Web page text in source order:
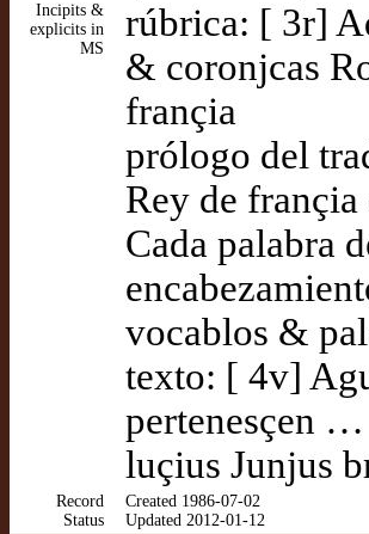
Incipits &
explicits in
MS
rúbrica: [ 3r]
& coronjcas
françia
prólogo del
Rey de
Cada palabra
vocablos &
texto: [ 4v]
pertenesçen
luçius Junjus
Record
Status
Created 1986-07-02
Updated 2012-01-12